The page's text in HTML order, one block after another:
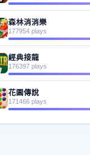
森林消消樂
177954 plays
經典接龍
176397 plays
花園傳說
171466 plays